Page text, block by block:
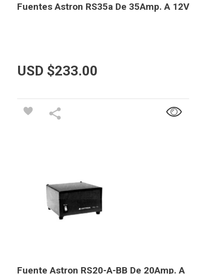
Fuentes Astron RS35a De 35Amp. A 12V
USD $233.00
Fuente Astron RS20-A-BB De 20Amp. A